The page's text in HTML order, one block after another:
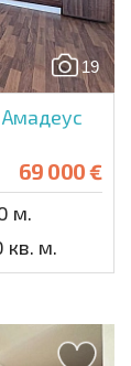
19
69 000 €
м.
кв. м.